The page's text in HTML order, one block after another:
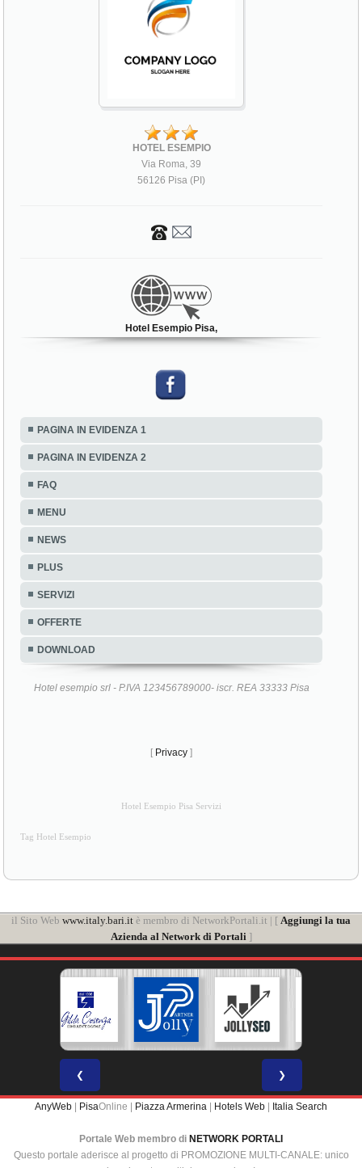
HOTEL ESEMPIO
Via Roma, 39
56126 Pisa (PI)
Hotel Esempio Pisa,
PAGINA IN EVIDENZA 1
PAGINA IN EVIDENZA 2
FAQ
MENU
NEWS
PLUS
SERVIZI
OFFERTE
DOWNLOAD
Hotel esempio srl - P.IVA 123456789000- iscr. REA 33333 Pisa
[ Privacy ]
Hotel Esempio Pisa Servizi
Tag Hotel Esempio
il Sito Web www.italy.bari.it è membro di NetworkPortali.it | [ Aggiungi la tua
Azienda al Network di Portali]
❮ ❯
AnyWeb PisaOnline | Piazza Armerina Hotels Web Italia Search
Portale Web membro di NETWORK PORTALI
Questo portale aderisce al progetto di PROMOZIONE MULTI-CANALE: unico